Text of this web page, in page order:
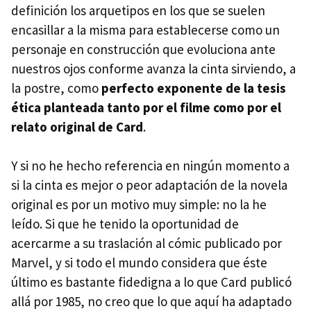
definición los arquetipos en los que se suelen
encasillar a la misma para establecerse como un
personaje en construcción que evoluciona ante
nuestros ojos conforme avanza la cinta sirviendo, a
la postre, como perfecto exponente de la tesis
ética planteada tanto por el filme como por el
relato original de Card.
Y si no he hecho referencia en ningún momento a
si la cinta es mejor o peor adaptación de la novela
original es por un motivo muy simple: no la he
leído. Si que he tenido la oportunidad de
acercarme a su traslación al cómic publicado por
Marvel, y si todo el mundo considera que éste
último es bastante fidedigna a lo que Card publicó
allá por 1985, no creo que lo que aquí ha adaptado